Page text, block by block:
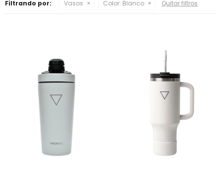
Filtrando por: Vasos Color: Blanco Quitar filtros